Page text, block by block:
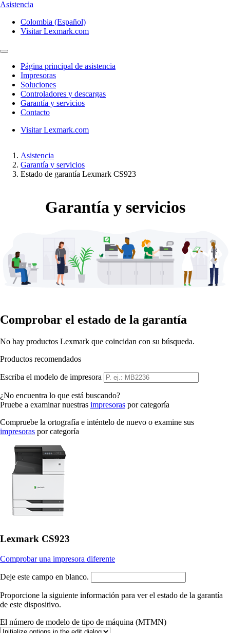
Asistencia
Colombia (Español)
Visitar Lexmark.com
Página principal de asistencia
Impresoras
Soluciones
Controladores y descargas
Garantía y servicios
Contacto
Visitar Lexmark.com
Asistencia
Garantía y servicios
Estado de garantía Lexmark CS923
Garantía y servicios
Comprobar el estado de la garantía
No hay productos Lexmark que coincidan con su búsqueda.
Productos recomendados
Escriba el modelo de impresora
¿No encuentra lo que está buscando?
Pruebe a examinar nuestras impresoras por categoría
Compruebe la ortografía e inténtelo de nuevo o examine sus
impresoras por categoría
Lexmark CS923
Comprobar una impresora diferente
Deje este campo en blanco.
Proporcione la siguiente información para ver el estado de la garantía
de este dispositivo.
El número de modelo de tipo de máquina (MTMN)